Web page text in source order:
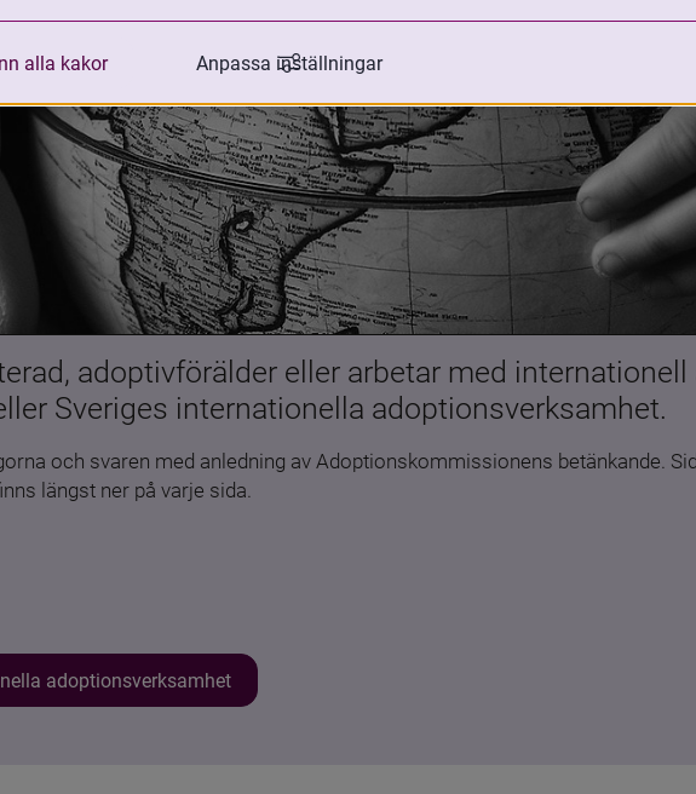
adoptivförälder eller arbetar med
Sveriges internationella adoptionsverksamhet.
och svaren med anledning av Adoptionskommissionens betänkande.
längst ner på varje sida.
adoptionsverksamhet
alla kakor Anpassa inställningar